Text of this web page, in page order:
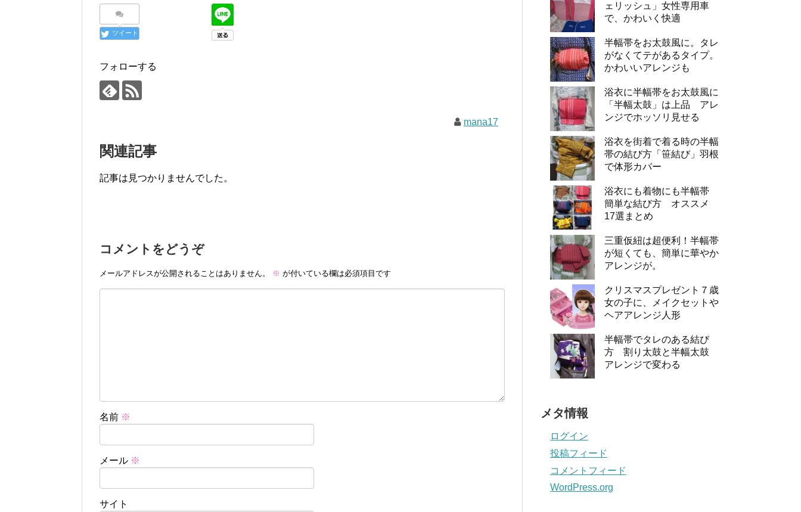
ツイート
フォローする
mana17
関連記事
記事は見つかりませんでした。
コメントをどうぞ
メールアドレスが公開されることはありません。 ※ が付いている欄は必須項目です
名前 ※
メール ※
サイト
ェリッシュ」女性専用車
で、かわいく快適
半幅帯をお太鼓風に。タレ
がなくてテがあるタイプ。
かわいいアレンジも
浴衣に半幅帯をお太鼓風に
「半幅太鼓」は上品 アレ
ンジでホッソリ見せる
浴衣を街着で着る時の半幅
帯の結び方「笹結び」羽根
で体形カバー
浴衣にも着物にも半幅帯
簡単な結び方 オススメ
17選まとめ
三重仮紐は超便利！半幅帯
が短くても、簡単に華やか
アレンジが。
クリスマスプレゼント７歳
女の子に、メイクセットや
ヘアアレンジ人形
半幅帯でタレのある結び
方 割り太鼓と半幅太鼓
アレンジで変わる
メタ情報
ログイン
投稿フィード
コメントフィード
WordPress.org